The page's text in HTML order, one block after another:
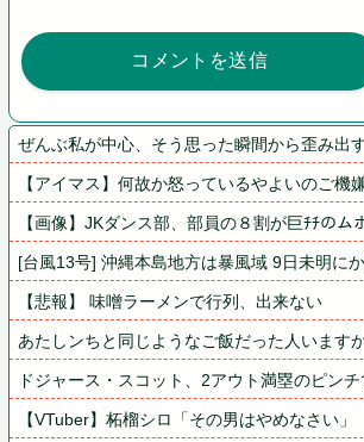
ぜんぶ私が中心、そう思った瞬間から歪み出
【アイマス】何故か怒っているやよいのご機
【画像】JKダンス部、部員の８割が巨ﾁﾁのム
[台風13号] 沖縄本島地方は暴風域 9日未明に
【悲報】 味噌ラーメンで行列、出来ない
あたしンちと同じようなご飯だった人います
ドジャース・スコット、2アウト満塁のピン
【VTuber】柘榴シロ「その男はやめなさい」